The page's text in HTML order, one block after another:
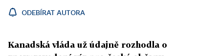
ODEBÍRAT AUTORA
Kanadská vláda už údajně rozhodla o